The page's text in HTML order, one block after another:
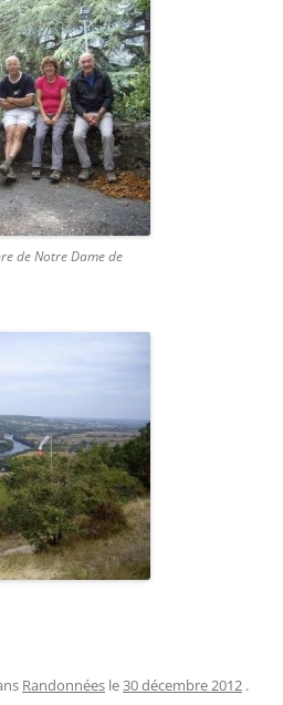
de Notre Dame de
Randonnées le30 décembre 2012 .